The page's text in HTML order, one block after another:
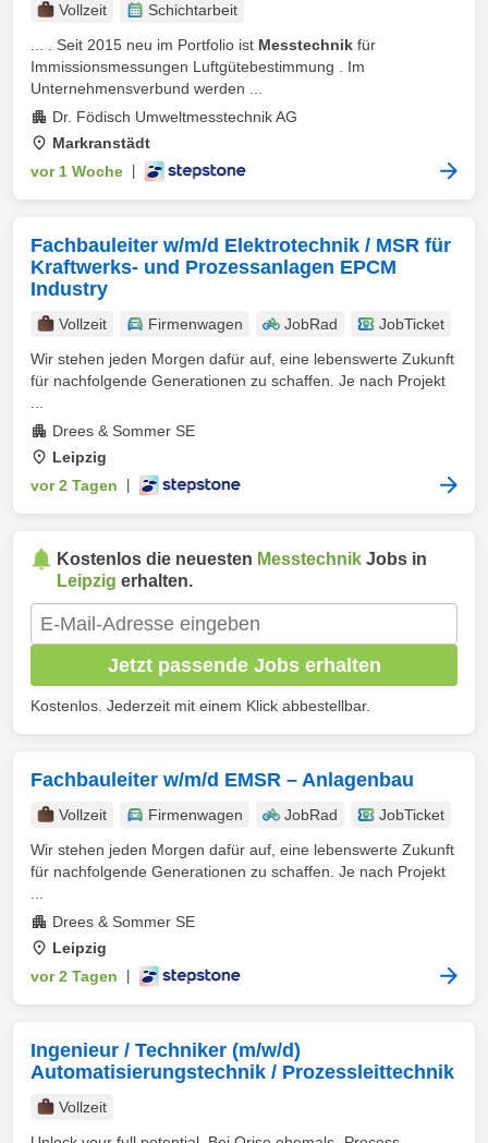
Vollzeit
Schichtarbeit
... . Seit 2015 neu im Portfolio ist Messtechnik für
Immissionsmessungen Luftgütebestimmung . Im
Unternehmensverbund werden ...
Dr. Födisch Umweltmesstechnik AG
Markranstädt
vor 1 Woche
Fachbauleiter w/m/d Elektrotechnik / MSR für
Kraftwerks- und Prozessanlagen EPCM
Industry
Vollzeit Firmenwagen JobRad
JobTicket
Wir stehen jeden Morgen dafür auf, eine lebenswerte Zukunft
für nachfolgende Generationen zu schaffen. Je nach Projekt
Drees & Sommer SE
Leipzig
vor 2 Tagen
Kostenlos die neuesten Messtechnik Jobs in
Leipzig erhalten.
Jetzt passende Jobs erhalten
Kostenlos. Jederzeit mit einem Klick abbestellbar.
Fachbauleiter w/m/d EMSR – Anlagenbau
Vollzeit Firmenwagen JobRad
JobTicket
Wir stehen jeden Morgen dafür auf, eine lebenswerte Zukunft
für nachfolgende Generationen zu schaffen. Je nach Projekt
Drees & Sommer SE
Leipzig
vor 2 Tagen
Ingenieur / Techniker (m/w/d)
Automatisierungstechnik / Prozessleittechnik
Vollzeit